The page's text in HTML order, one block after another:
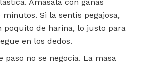
Amasala con ganas
minutos. Si la sentís pegajosa,
poquito de harina, lo justo para
en los dedos.
paso no se negocia. La masa